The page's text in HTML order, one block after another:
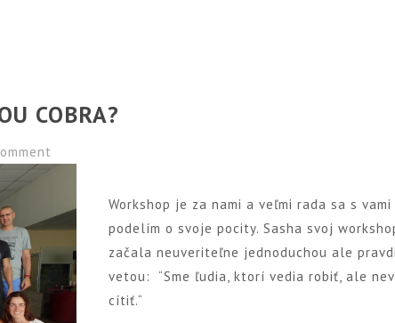
COBRA?
Workshop je za nami a veľmi rada sa s vami
podelím o svoje pocity. Sasha svoj
začala neuveriteľne jednoduchou ale
vetou: “Sme ľudia, ktorí vedia robiť, ale
cítiť.“